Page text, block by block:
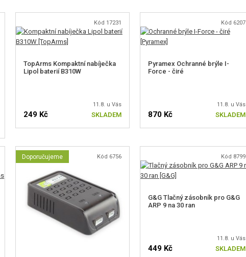
Kód 17231
TopArms Kompaktní nabíječka
Lipol baterií B310W
11.8. u Vás
249 Kč SKLADEM
Kód 6207
Pyramex Ochranné brýle I-
Force - čiré
11.8. u Vás
870 Kč SKLADEM
Doporučujeme Kód 6756 Kód 8799
G&G Tlačný zásobník pro G&G
ARP 9 na 30 ran
11.8. u Vás
449 Kč SKLADEM